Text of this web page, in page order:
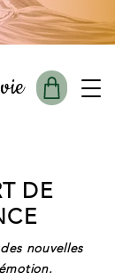
DE
nouvelles